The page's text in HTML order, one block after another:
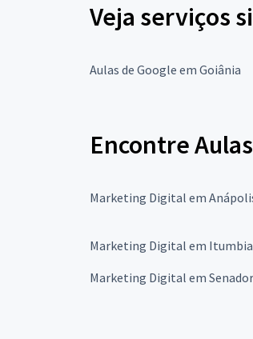
Veja serviços
Aulas de Google em Goiânia
Encontre
Marketing Digital em
Marketing Digital em
Marketing Digital em